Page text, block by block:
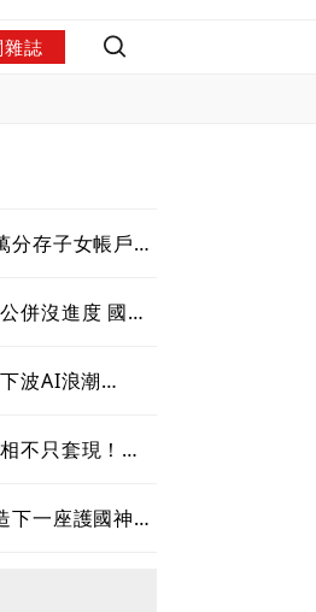
雜誌
分存子女帳戶
沒進度 國票
波AI浪潮
不只套現！內
下一座護國神